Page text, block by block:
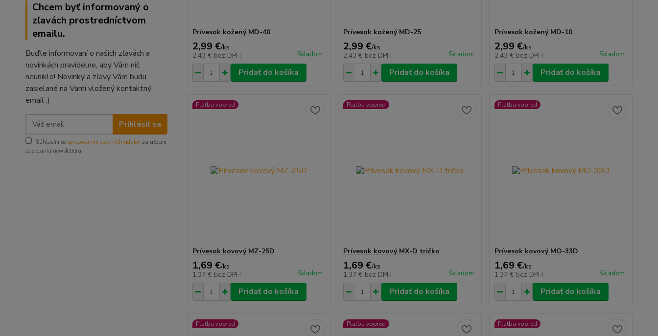
Chcem byť informovaný o
zľavách prostredníctvom
emailu.
Buďte informovaní o našich zľavách a
novinkách pravidelne, aby Vám nič
neuniklo! Novinky a zľavy Vám budu
zasielané na Vami vložený kontaktný
email :)
Prihlásiť sa
Súhlasím so spracovaním osobných údajov za účelom
zasielania newslettera.
Prívesok kožený MD-40
2,99 €/ks
2,43 € bez DPH Skladom
Pridať do košíka
Prívesok kožený MD-25
2,99 €/ks
2,43 € bez DPH Skladom
Pridať do košíka
Prívesok kožený MD-10
2,99 €/ks
2,43 € bez DPH Skladom
Pridať do košíka
Platba vopred
Prívesok kovový MZ-25D
1,69 €/ks
1,37 € bez DPH Skladom
Pridať do košíka
Platba vopred
Prívesok kovový MX-D tričko
1,69 €/ks
1,37 € bez DPH Skladom
Pridať do košíka
Platba vopred
Prívesok kovový MO-33D
1,69 €/ks
1,37 € bez DPH Skladom
Pridať do košíka
Platba vopred Platba vopred Platba vopred